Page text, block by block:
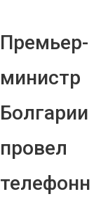
Премьер-
министр
Болгарии
провел
телефонн